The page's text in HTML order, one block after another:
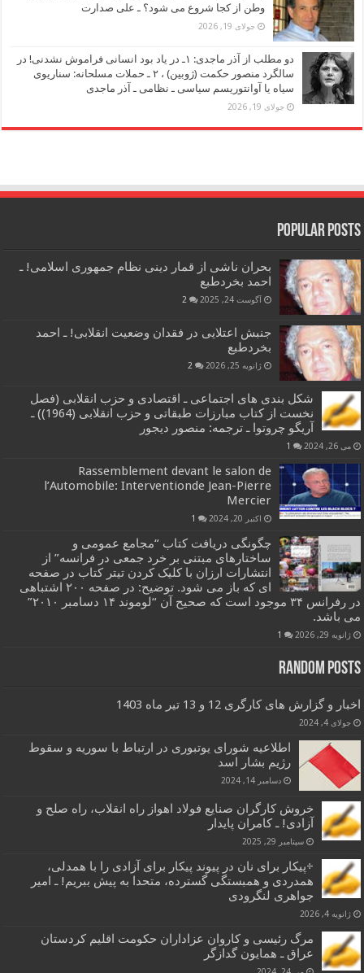
وطن از کجا شروع می شود؟ ـ علی صدارت
جولای 19, 2026
دو مطلب از آذر ماجدی: ۱ـ در یاد بود انسانی فراموش نشدنی! در
سالگرد منصور حکمت (ژوبین) ، ۲ ـ حملات مسلحانه: سناریوی
سیاه یا آوانتوریسم سیاسی ـ نظامی ـ آذر ماجدی
جولای 19, 2026
Popular Posts
بحران ناشی از قمار دینی نظام جمهوری اسلامی! ـ
احمد بخردطبع
آگوست 24, 2025 2
جنبش اعتلایی در فقدان وضعیت انقلابی! ـ احمد
بخردطبع
ژانویه 25, 2026 2
شکل بندی های اجتماعی ـ اقتصادی و حزب انقلابی (فصل
نخست از کتاب مبارزات طبقاتی و حزب انقلابی (1964)) ـ
آریگو چروتوا ـ ترجمه: منصور دیجور
می 26, 2024 1
Rassemblement devant le salon de
l’Automobile: Interventionde Jean-Pierre
Mercier
اکتبر 20, 2024 1
چگونگی دریافت کتاب “مجامع عمومی و
ساختارهای مبتنی بر خرد جمعی در فرانسه” از
انتشارات ارزان با کلیک کردن تیتر کتاب در صفحه
ای که باز می شود. توضیح: در صفحه ۲۰۰ اشتباهی
در رفرانس ۳۴ موجود است که صحیح آن “لوموند ۱۴ دسامبر ۲۰۱۰”
می باشد.
ژانویه 29, 2026 1
Random Posts
اخبار و گزارش های کارگری 12 و 13 تیر ماه 1403
جولای 4, 2024
اطلاعیه شورای یوتبوری در ارتباط با سوریه و سقوط
رژیم بشار اسد
دسامبر 14, 2024
خروش کارگران صنایع فولاد اهواز راه انقلاب، راه صلح و
آزادی! ـ کامران پایدار
سپتامبر 29, 2025
÷پیکار برای نان در پیوند پیکار برای آزادی را با همدلی،
همدردی و همبستگی گسترده، متحدا به پیش ببریم! ـ امیر
جواهری لنگرودی
ژانویه 4, 2026
مرگ رئیسی و کاروان عزاداران حکومت اقلیم کردستان
عراق ـ همایون گدازگر